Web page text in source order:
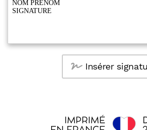
Insérer